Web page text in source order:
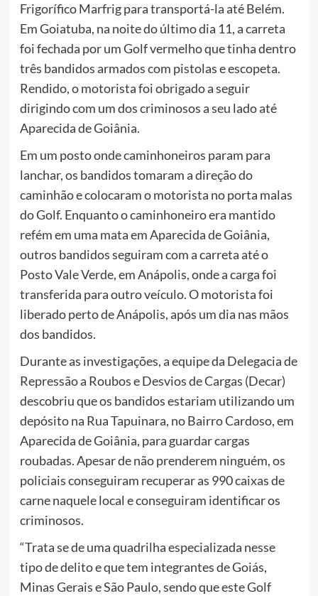
Frigorífico Marfrig para transportá-la até Belém.
Em Goiatuba, na noite do último dia 11, a carreta
foi fechada por um Golf vermelho que tinha dentro
três bandidos armados com pistolas e escopeta.
Rendido, o motorista foi obrigado a seguir
dirigindo com um dos criminosos a seu lado até
Aparecida de Goiânia.
Em um posto onde caminhoneiros param para
lanchar, os bandidos tomaram a direção do
caminhão e colocaram o motorista no porta malas
do Golf. Enquanto o caminhoneiro era mantido
refém em uma mata em Aparecida de Goiânia,
outros bandidos seguiram com a carreta até o
Posto Vale Verde, em Anápolis, onde a carga foi
transferida para outro veículo. O motorista foi
liberado perto de Anápolis, após um dia nas mãos
dos bandidos.
Durante as investigações, a equipe da Delegacia de
Repressão a Roubos e Desvios de Cargas (Decar)
descobriu que os bandidos estariam utilizando um
depósito na Rua Tapuinara, no Bairro Cardoso, em
Aparecida de Goiânia, para guardar cargas
roubadas. Apesar de não prenderem ninguém, os
policiais conseguiram recuperar as 990 caixas de
carne naquele local e conseguiram identificar os
criminosos.
“Trata se de uma quadrilha especializada nesse
tipo de delito e que tem integrantes de Goiás,
Minas Gerais e São Paulo, sendo que este Golf